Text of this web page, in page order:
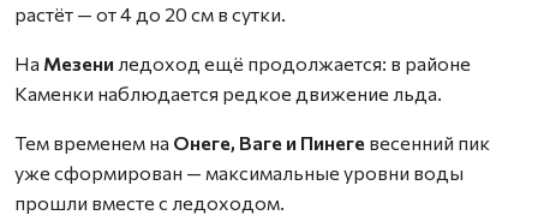
растёт — от 4 до 20 см в сутки.
На Мезени ледоход ещё продолжается: в районе
Каменки наблюдается редкое движение льда.
Тем временем на Онеге, Ваге и Пинеге весенний пик
уже сформирован — максимальные уровни воды
прошли вместе с ледоходом.